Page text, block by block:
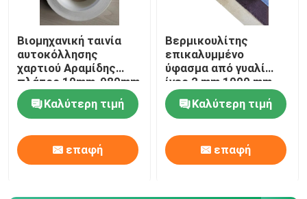
Βιομηχανική ταινία
αυτοκόλλησης
χαρτιού Αραμίδης
πλάτος 10mm-980mm
για εξατομικευμένες
ανάγκεςΚαλύτερη τιμή
επαφή
Βερμικουλίτης
επικαλυμμένο
ύφασμα από γυαλί
ίνες 2 mm 1000 mm
ευρεία θερμική
ασπίδαΚαλύτερη τιμή
επαφή